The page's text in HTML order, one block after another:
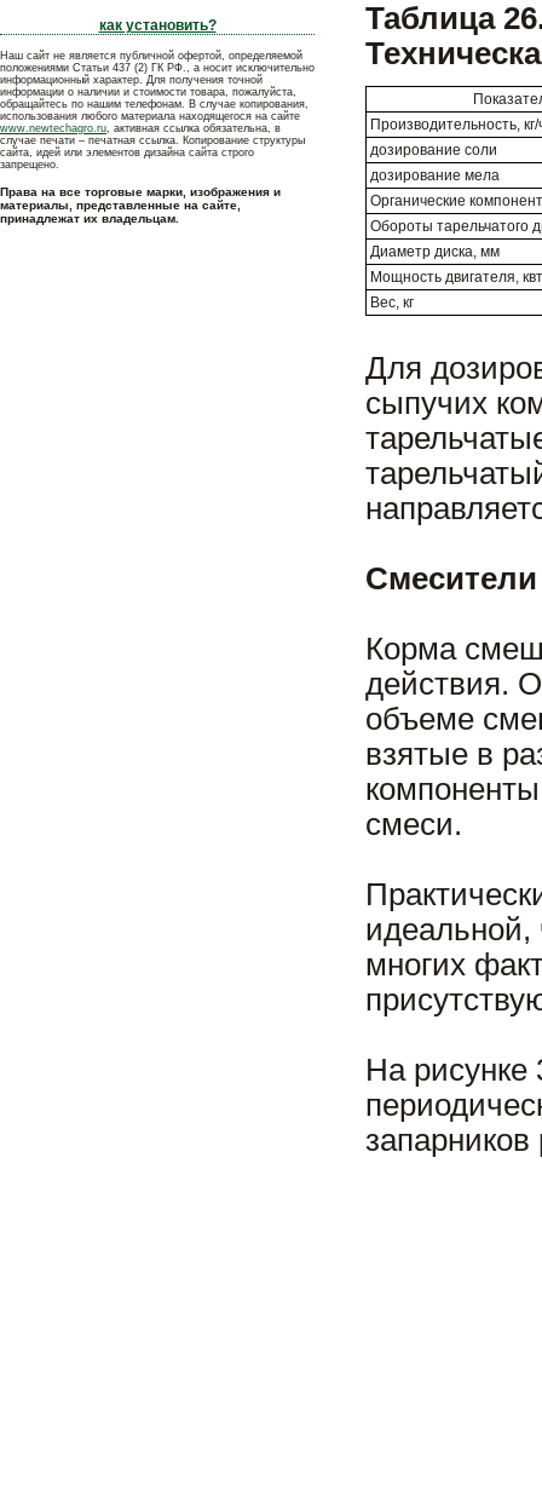
как установить?
Наш сайт не является публичной офертой, определяемой
положениями Статьи 437 (2) ГК РФ., а носит исключительно
информационный характер. Для получения точной
информации о наличии и стоимости товара, пожалуйста,
обращайтесь по нашим телефонам. В случае копирования,
использования любого материала находящегося на сайте
www.newtechagro.ru, активная ссылка обязательна, в
случае печати – печатная ссылка. Копирование структуры
сайта, идей или элементов дизайна сайта строго
запрещено.
Права на все торговые марки, изображения и
материалы, представленные на сайте,
принадлежат их владельцам.
Таблица
Производительность, кг/
дозирование соли
дозирование мела
Органические
Обороты тарельчатого
Диаметр диска, мм
Мощность двигателя, квт
Вес, кг
Для
сыпучих
Смесители
Корма
действия.
объеме
взятые в
смеси.
идеальной,
многих
На рисунке